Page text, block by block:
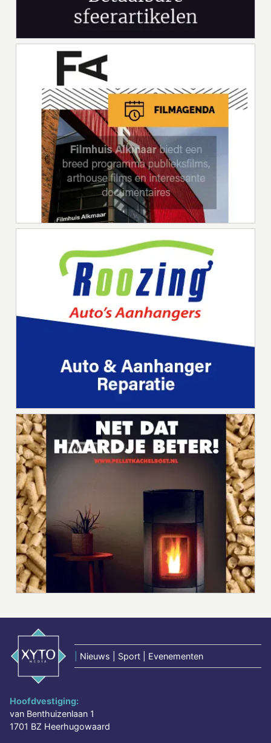
Nieuws | Sport | Evenementen
Hoofdvestiging:
van Benthuizenlaan 1
1701 BZ Heerhugowaard